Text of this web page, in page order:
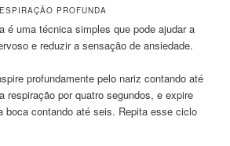
PROFUNDA
é uma técnica simples que pode ajudar a
e reduzir a sensação de ansiedade.
profundamente pelo nariz contando até
respiração por quatro segundos, e expire
boca contando até seis. Repita esse ciclo